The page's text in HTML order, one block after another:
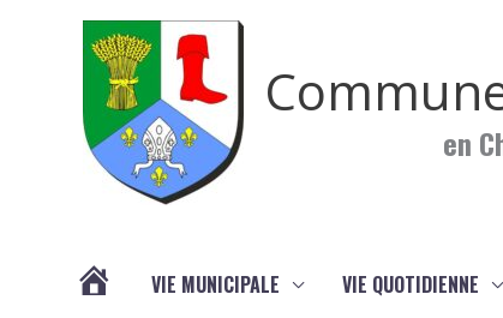
en
VIE MUNICIPALE VIE QUOTIDIENNE